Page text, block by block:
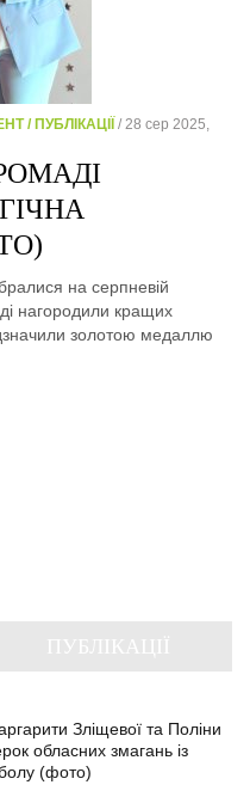
/ ПУБЛІКАЦІЇ
/ 28 сер 2025,
на серпневій
нагородили кращих
золотою медаллю
Зліщевої та Поліни
обласних змагань із
(фото)